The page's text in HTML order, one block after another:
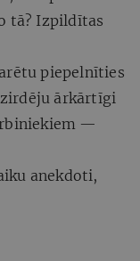
tā? Izpildītas
piepelnīties
ārkārtīgi
—
anekdoti,